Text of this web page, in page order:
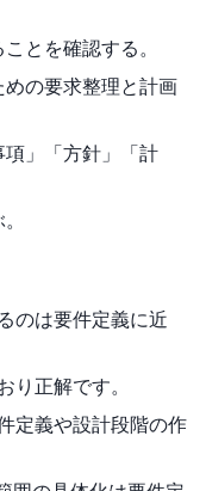
とを確認する。
の要求整理と計画
」「方針」「計
のは要件定義に近
り正解です。
定義や設計段階の作